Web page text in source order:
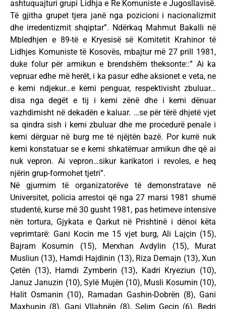
ashtuquajturi grupi Lidhja e Re Komuniste e Jugosllavisë.
Të gjitha grupet tjera janë nga pozicioni i nacionalizmit
dhe irredentizmit shqiptar”. Ndërkaq Mahmut Bakalli në
Mbledhjen e 89-të e Kryesisë së Komitetit Krahinor të
Lidhjes Komuniste të Kosovës, mbajtur më 27 prill 1981,
duke folur për armikun e brendshëm theksonte::” Ai ka
vepruar edhe më herët, i ka pasur edhe aksionet e veta, ne
e kemi ndjekur…e kemi penguar, respektivisht zbuluar…
disa nga degët e tij i kemi zënë dhe i kemi dënuar
vazhdimisht në dekadën e kaluar. …se për tërë dhjetë vjet
sa qindra sish i kemi zbuluar dhe me procedurë penale i
kemi dërguar në burg me të njëjtën bazë. Por kurrë nuk
kemi konstatuar se e kemi shkatërruar armikun dhe që ai
nuk vepron. Ai vepron…sikur karikatori i revoles, e heq
njërin grup-formohet tjetri”.
Në gjurmim të organizatorëve të demonstratave në
Universitet, policia arrestoi që nga 27 marsi 1981 shumë
studentë, kurse më 30 gusht 1981, pas hetimeve intensive
nën tortura, Gjykata e Qarkut në Prishtinë i dënoi këta
veprimtarë: Gani Kocin me 15 vjet burg, Ali Lajçin (15),
Bajram Kosumin (15), Merxhan Avdylin (15), Murat
Musliun (13), Hamdi Hajdinin (13), Riza Demajn (13), Xun
Çetën (13), Hamdi Zymberin (13), Kadri Kryeziun (10),
Januz Januzin (10), Sylë Mujën (10), Musli Kosumin (10),
Halit Osmanin (10), Ramadan Gashin-Dobrën (8), Gani
Maxhunin (8), Gani Vllahnën (8), Selim Gecin (6), Bedri